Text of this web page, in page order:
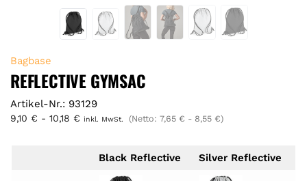
Bagbase
REFLECTIVE GYMSAC
Artikel-Nr.: 93129
9,10 € - 10,18 € inkl. MwSt. (Netto: 7,65 € - 8,55 €)
Black Reflective Silver Reflective